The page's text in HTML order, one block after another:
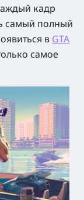
кадр
самый полный
в GTA
самое